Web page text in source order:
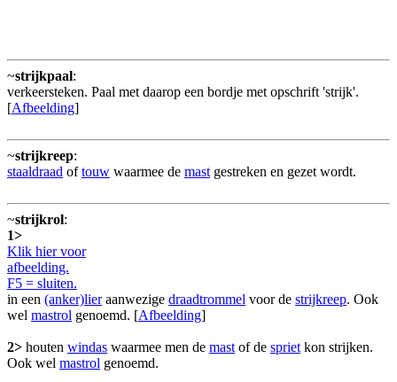
~strijkpaal:
verkeersteken. Paal met daarop een bordje met opschrift 'strijk'.
[Afbeelding]
~strijkreep:
staaldraad oftouw waarmee de mastgestreken en gezet wordt.
~strijkrol:
1>
Klik hier voor
afbeelding.
F5 = sluiten.
in een (anker)lieraanwezige draadtrommel voor de strijkreep. Ook
wel mastrol genoemd. [Afbeelding]
2> houten windas waarmee men de mastof de sprietkon strijken.
Ook wel mastrol genoemd.